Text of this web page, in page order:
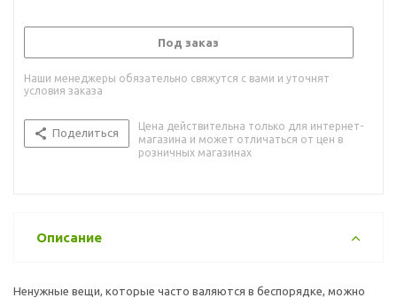
Под заказ
Наши менеджеры обязательно свяжутся с вами и уточнят
условия заказа
Поделиться
Цена действительна только для интернет-
магазина и может отличаться от цен в
розничных магазинах
Описание
Ненужные вещи, которые часто валяются в беспорядке, можно